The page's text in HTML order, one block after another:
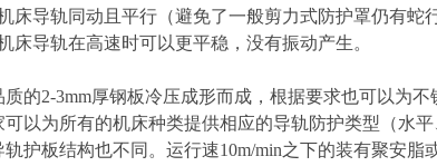
床导轨同动且平行（避免了一般剪力式防护罩仍有蛇
床导轨在高速时可以更平稳，没有振动产生。
的2-3mm厚钢板冷压成形而成，根据要求也可以为
以为所有的机床种类提供相应的导轨防护类型（水
护板结构也不同。运行速10m/min之下的装有聚安脂